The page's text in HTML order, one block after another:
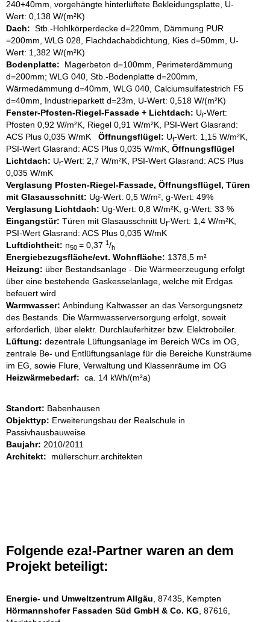
240+40mm, vorgehängte hinterlüftete Bekleidungsplatte, U-
Wert: 0,138 W/(m²K)
Dach: Stb.-Hohlkörperdecke d=220mm, Dämmung PUR
=200mm, WLG 028, Flachdachabdichtung, Kies d=50mm, U-
Wert: 1,382 W/(m²K)
Bodenplatte: Magerbeton d=100mm, Perimeterdämmung
d=200mm; WLG 040, Stb.-Bodenplatte d=200mm,
Wärmedämmung d=40mm, WLG 040, Calciumsulfatestrich F5
d=40mm, Industrieparkett d=23m, U-Wert: 0,518 W/(m²K)
Fenster-Pfosten-Riegel-Fassade + Lichtdach: Uf-Wert:
Pfosten 0,92 W/m²K, Riegel 0,91 W/m²K, PSI-Wert Glasrand:
ACS Plus 0,035 W/mK Öffnungsflügel: Uf-Wert: 1,15 W/m²K,
PSI-Wert Glasrand: ACS Plus 0,035 W/mK, Öffnungsflügel
Lichtdach: Uf-Wert: 2,7 W/m²K, PSI-Wert Glasrand: ACS Plus
0,035 W/mK
Verglasung Pfosten-Riegel-Fassade, Öffnungsflügel, Türen
mit Glasausschnitt: Ug-Wert: 0,5 W/m², g-Wert: 49%
Verglasung Lichtdach: Ug-Wert: 0,8 W/m²K, g-Wert: 33 %
Eingangstür: Türen mit Glasausschnitt Uf-Wert: 1,4 W/m²K,
PSI-Wert Glasrand: ACS Plus 0,035 W/mK
Luftdichtheit: n50 = 0,37 1/h
Energiebezugsfläche/evt. Wohnfläche: 1378,5 m²
Heizung: über Bestandsanlage - Die Wärmeerzeugung erfolgt
über eine bestehende Gaskesselanlage, welche mit Erdgas
befeuert wird
Warmwasser: Anbindung Kaltwasser an das Versorgungsnetz
des Bestands. Die Warmwasserversorgung erfolgt, soweit
erforderlich, über elektr. Durchlauferhitzer bzw. Elektroboiler.
Lüftung: dezentrale Lüftungsanlage im Bereich WCs im OG,
zentrale Be- und Entlüftungsanlage für die Bereiche Kunsträume
im EG, sowie Flure, Verwaltung und Klassenräume im OG
Heizwärmebedarf: ca. 14 kWh/(m²a)
Standort: Babenhausen
Objekttyp: Erweiterungsbau der Realschule in
Passivhausbauweise
Baujahr: 2010/2011
Architekt: müllerschurr.architekten
Folgende eza!-Partner waren an dem
Projekt beteiligt:
Energie- und Umweltzentrum Allgäu , 87435, Kempten
Hörmannshofer Fassaden Süd GmbH & Co. KG , 87616,